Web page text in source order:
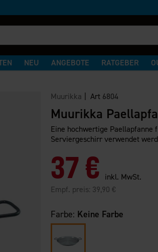
NEU ANGEBOTE RATGEBER
Muurikka | Art 6804
Muurikka
Eine hochwertige Paellapfanne
Serviergeschirr verwendet
37 € inkl. MwSt.
Empf. preis: 39,90 €
Farbe: Keine Farbe